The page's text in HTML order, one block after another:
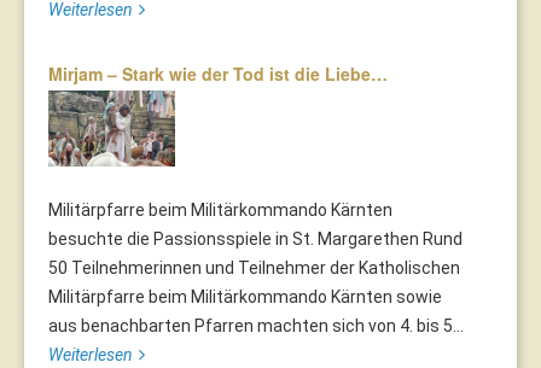
Weiterlesen
Mirjam – Stark wie der Tod ist die Liebe…
Militärpfarre beim Militärkommando Kärnten
besuchte die Passionsspiele in St. Margarethen Rund
50 Teilnehmerinnen und Teilnehmer der Katholischen
Militärpfarre beim Militärkommando Kärnten sowie
aus benachbarten Pfarren machten sich von 4. bis 5...
Weiterlesen